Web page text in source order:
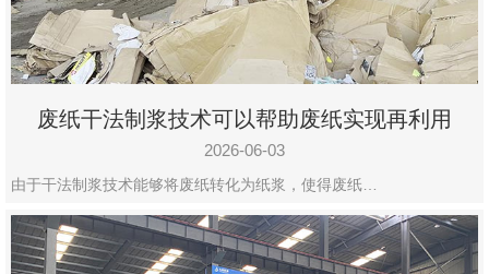
废纸干法制浆技术可以帮助废纸实现再利用
2026-06-03
由于干法制浆技术能够将废纸转化为纸浆，使得废纸…